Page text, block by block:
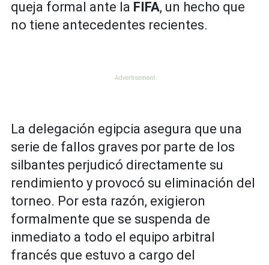
queja formal ante la FIFA, un hecho que
no tiene antecedentes recientes.
La delegación egipcia asegura que una
serie de fallos graves por parte de los
silbantes perjudicó directamente su
rendimiento y provocó su eliminación del
torneo. Por esta razón, exigieron
formalmente que se suspenda de
inmediato a todo el equipo arbitral
francés que estuvo a cargo del